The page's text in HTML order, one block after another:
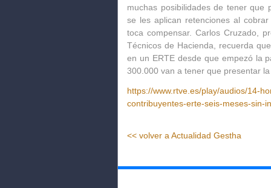
muchas posibilidades de tener que
se les aplican retenciones al
toca compensar. Carlos Cruzado,
Técnicos de Hacienda, recuerda
en un ERTE desde que empezó la
300.000 van a tener que presentar
https://www.rtve.es/play/audios/14-
contribuyentes-erte-seis-meses-sin-
<< volver a Actualidad Gestha